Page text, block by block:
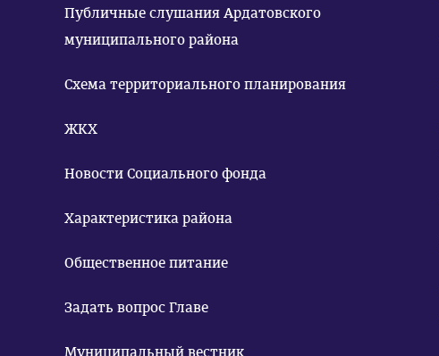
Публичные слушания Ардатовского
муниципального района
Схема территориального планирования
ЖКХ
Новости Социального фонда
Характеристика района
Общественное питание
Задать вопрос Главе
Муниципальный вестник